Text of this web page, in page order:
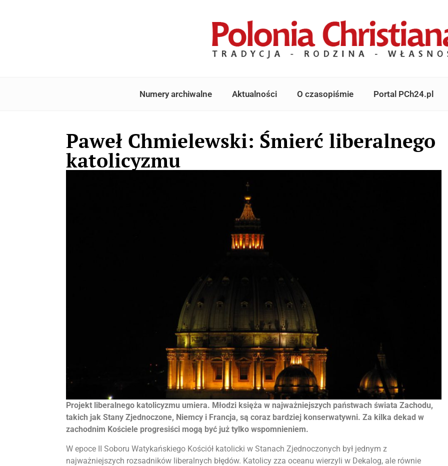
Numery archiwalne Aktualności O czasopiśmie Portal PCh24.pl
Paweł Chmielewski: Śmierć liberalnego
katolicyzmu
Projekt liberalnego katolicyzmu umiera. Młodzi księża w najważniejszych państwach świata Zachodu,
takich jak Stany Zjednoczone, Niemcy i Francja, są coraz bardziej konserwatywni. Za kilka dekad w
zachodnim Kościele progresiści mogą być już tylko wspomnieniem.
W epoce II Soboru Watykańskiego Kościół katolicki w Stanach Zjednoczonych był jednym z
najważniejszych rozsadników liberalnych błędów. Katolicy zza oceanu wierzyli w Dekalog, ale równie